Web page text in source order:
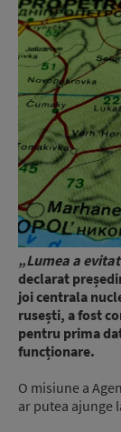
„Lumea a
declarat
joi centrala
rusești, a fost
pentru prima
funcționare.
O misiune a
ar putea ajunge